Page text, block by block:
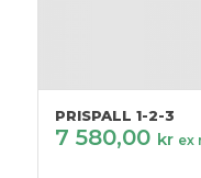
PRISPALL 1-2-3
7 580,00 kr ex